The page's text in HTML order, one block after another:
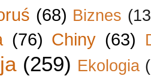
(68) Biznes
(76) Chiny (63)
(259) Ekologia